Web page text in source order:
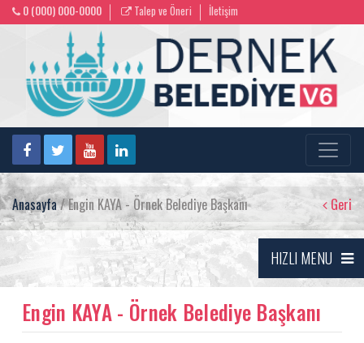
0 (000) 000-0000 Talep ve Öneri İletişim
Anasayfa/ Engin KAYA - Örnek Belediye Başkanı Geri
HIZLI MENU
Engin KAYA - Örnek Belediye Başkanı